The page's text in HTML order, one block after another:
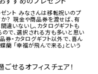
ント みなさんは移転祝いのプ
？ 現金や商品券を渡せば、有
違いないし、カタログギフトも
で、選択される方も多いと思い
券・カタログギフト以外で、喜ん
蘭 「幸福が飛んで来る」という
せるオフィスチェア！